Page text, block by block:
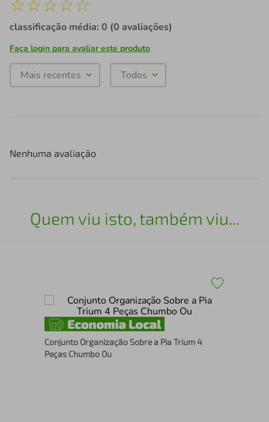
classificação média: 0 (0 avaliações)
Faça login para avaliar este produto
Mais recentes Todos
Nenhuma avaliação
Quem viu isto, também viu...
Conjunto Organização Sobre a Pia Trium 4
Peças Chumbo Ou